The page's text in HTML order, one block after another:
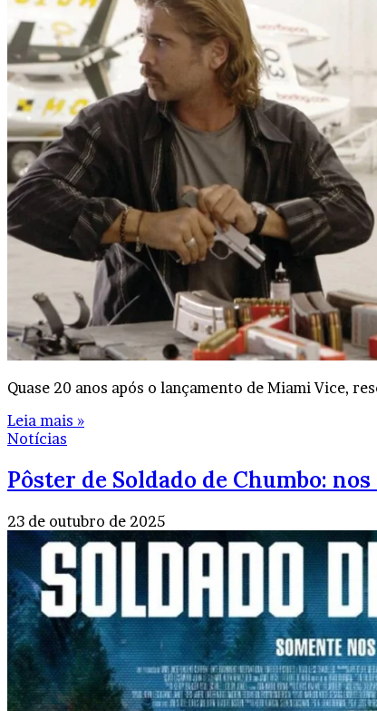
Quase 20 anos após o lançamento de Miami Vice,
Leia mais »
Notícias
Pôster de Soldado de Chumbo:
23 de outubro de 2025